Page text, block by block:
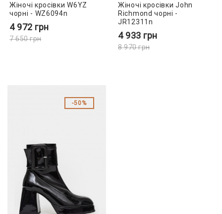
Жіночі кросівки W6YZ
чорні - WZ6094n
4 972 грн
7 650грн
Жіночі кросівки John
Richmond чорні -
JR12311n
4 933 грн
8 970грн
50%